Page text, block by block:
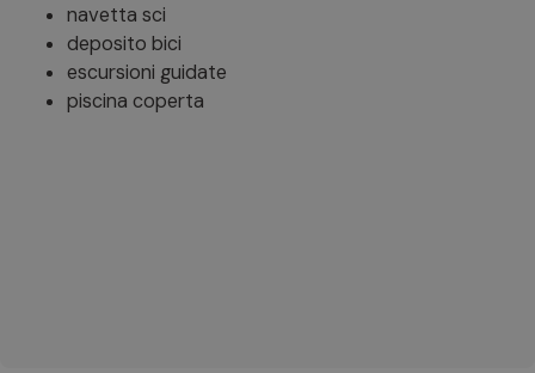
navetta sci
deposito bici
escursioni guidate
piscina coperta